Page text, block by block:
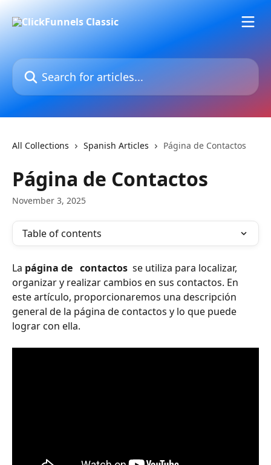
Search for articles...
All Collections Spanish Articles Página de Contactos
Página de Contactos
November 3, 2025
Table of contents
La página de contactos se utiliza para localizar,
organizar y realizar cambios en sus contactos. En
este artículo, proporcionaremos una descripción
general de la página de contactos y lo que puede
lograr con ella.